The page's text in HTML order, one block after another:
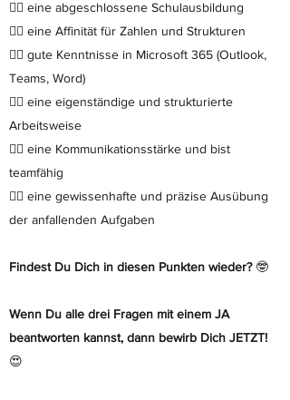
👉🏻 eine abgeschlossene Schulausbildung
👉🏻 eine Affinität für Zahlen und Strukturen
👉🏻 gute Kenntnisse in Microsoft 365 (Outlook,
Teams, Word)
👉🏻 eine eigenständige und strukturierte
Arbeitsweise
👉🏻 eine Kommunikationsstärke und bist
teamfähig
👉🏻 eine gewissenhafte und präzise Ausübung
der anfallenden Aufgaben
Findest Du Dich in diesen Punkten wieder?🤓
Wenn Du alle drei Fragen mit einem JA
beantworten kannst, dann bewirb Dich JETZT!
😍